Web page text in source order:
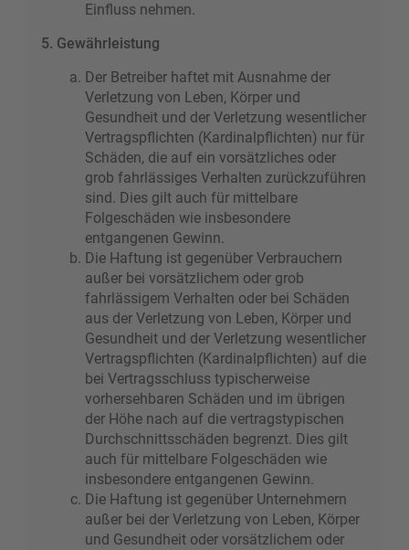
Einfluss nehmen.
5. Gewährleistung
Der Betreiber haftet mit Ausnahme der
Verletzung von Leben, Körper und
Gesundheit und der Verletzung wesentlicher
Vertragspflichten (Kardinalpflichten) nur für
Schäden, die auf ein vorsätzliches oder
grob fahrlässiges Verhalten zurückzuführen
sind. Dies gilt auch für mittelbare
Folgeschäden wie insbesondere
entgangenen Gewinn.
Die Haftung ist gegenüber Verbrauchern
außer bei vorsätzlichem oder grob
fahrlässigem Verhalten oder bei Schäden
aus der Verletzung von Leben, Körper und
Gesundheit und der Verletzung wesentlicher
Vertragspflichten (Kardinalpflichten) auf die
bei Vertragsschluss typischerweise
vorhersehbaren Schäden und im übrigen
der Höhe nach auf die vertragstypischen
Durchschnittsschäden begrenzt. Dies gilt
auch für mittelbare Folgeschäden wie
insbesondere entgangenen Gewinn.
Die Haftung ist gegenüber Unternehmern
außer bei der Verletzung von Leben, Körper
und Gesundheit oder vorsätzlichem oder